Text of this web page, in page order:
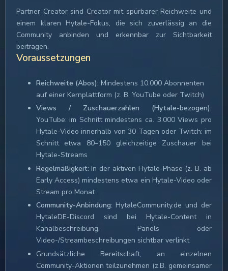
Partner Creator sind Creator mit spürbarer Reichweite und
einem klaren Hytale-Fokus, die sich zuverlässig an die
Community anbinden und erkennbar zur Sichtbarkeit
beitragen.
Voraussetzungen
Reichweite (Abos): Mindestens 10.000 Abonnenten
auf einer Kernplattform (z. B. YouTube oder Twitch)
Views / Zuschauerzahlen (Hytale-bezogen):
YouTube: im Schnitt mindestens ca. 3.000 Views pro
Hytale-Video innerhalb von 30 Tagen oder Twitch: im
Schnitt etwa 80–150 gleichzeitige Zuschauer bei
Hytale-Streams
Regelmäßigkeit: In der aktiven Hytale-Phase (z. B. ab
Early Access) mindestens etwa ein Hytale-Video oder
Stream pro Monat
Community-Anbindung: HytaleCommunity.de und der
HytaleDE-Discord sind bei Hytale-Content in
Kanalbeschreibung, Panels oder
Video-/Streambeschreibungen sichtbar verlinkt
Grundsätzliche Bereitschaft, an einzelnen
Community-Aktionen teilzunehmen (z.B. gemeinsamer